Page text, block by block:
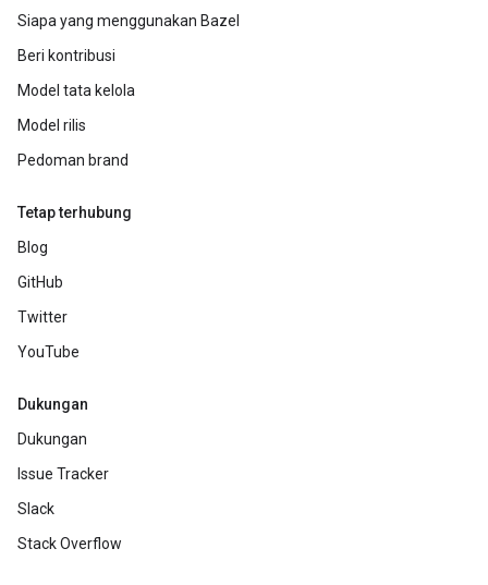
Siapa yang menggunakan Bazel
Beri kontribusi
Model tata kelola
Model rilis
Pedoman brand
Tetap terhubung
Blog
GitHub
Twitter
YouTube
Dukungan
Dukungan
Issue Tracker
Slack
Stack Overflow